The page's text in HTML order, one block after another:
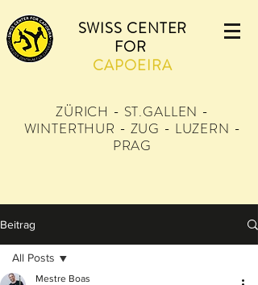
SWISS CENTER
FOR
CAPOEIRA
ZÜRICH - ST.GALLEN -
WINTERTHUR - ZUG - LUZERN -
PRAG
Beitrag
All Posts
Mestre Boas